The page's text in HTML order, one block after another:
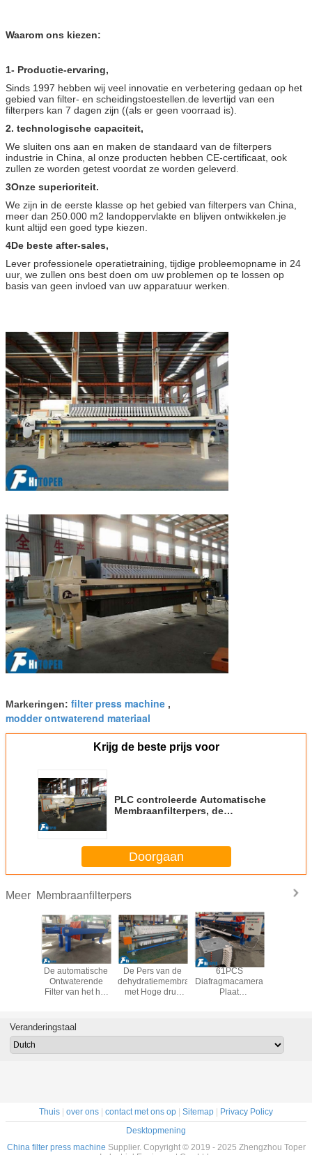
Waarom ons kiezen:
1- Productie-ervaring,
Sinds 1997 hebben wij veel innovatie en verbetering gedaan op het
gebied van filter- en scheidingstoestellen.de levertijd van een
filterpers kan 7 dagen zijn ((als er geen voorraad is).
2. technologische capaciteit,
We sluiten ons aan en maken de standaard van de filterpers
industrie in China, al onze producten hebben CE-certificaat, ook
zullen ze worden getest voordat ze worden geleverd.
3Onze superioriteit.
We zijn in de eerste klasse op het gebied van filterpers van China,
meer dan 250.000 m2 landoppervlakte en blijven ontwikkelen.je
kunt altijd een goed type kiezen.
4De beste after-sales,
Lever professionele operatietraining, tijdige probleemopname in 24
uur, we zullen ons best doen om uw problemen op te lossen op
basis van geen invloed van uw apparatuur werken.
Markeringen: filter press machine ,
modder ontwaterend materiaal
Krijg de beste prijs voor
PLC controleerde Automatische
Membraanfilterpers, de
Doorgaan
Meer Membraanfilterpers
De automatische
Ontwaterende
Filter van het het
Membraanfilterpers
voor het Gebruik
Voedselindustrieën
De Pers van de
dehydratiemembraanfilter
met Hoge druk
61PCS
Diafragmacamera
Plaat
Press voor
Line
Veranderingstaal
Thuis over ons contact met ons op Sitemap
Privacy Policy
Desktopmening
China filter press machine Supplier. Copyright © 2019 - 2025 Zhengzhou Toper